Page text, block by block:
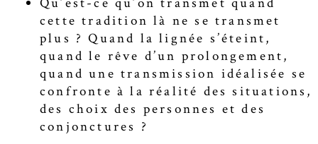
cette tradition là ne se transmet
plus ? Quand la lignée s’éteint,
quand le rêve d’un prolongement,
quand une transmission idéalisée se
confronte à la réalité des situations,
des choix des personnes et des
conjonctures ?